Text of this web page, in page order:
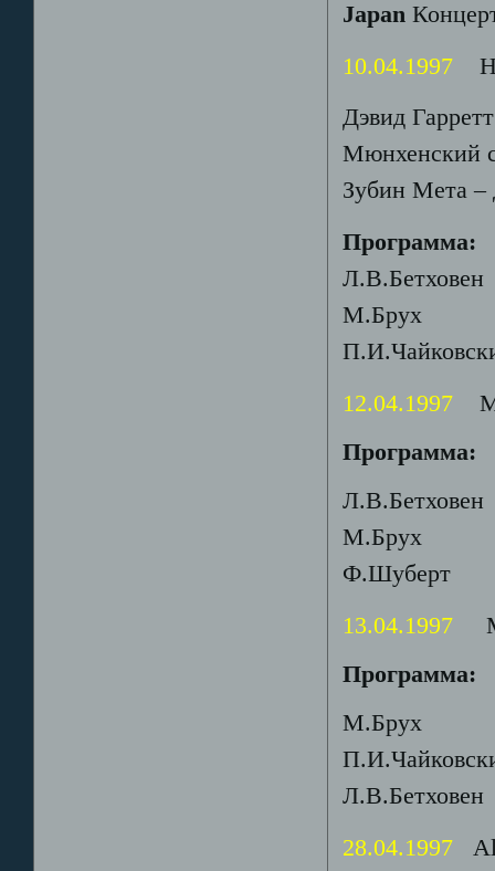
Japan
10.04.1997
Дэвид
Мюнхенский
Зубин Мета –
Программа:
М.Брух
12.04.1997
Программа:
М.Брух
Ф.Шуберт
13.04.1997
Программа:
М.Брух
28.04.1997